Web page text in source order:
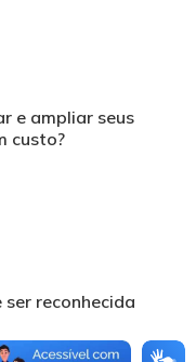
e ampliar seus
custo?
reconhecida